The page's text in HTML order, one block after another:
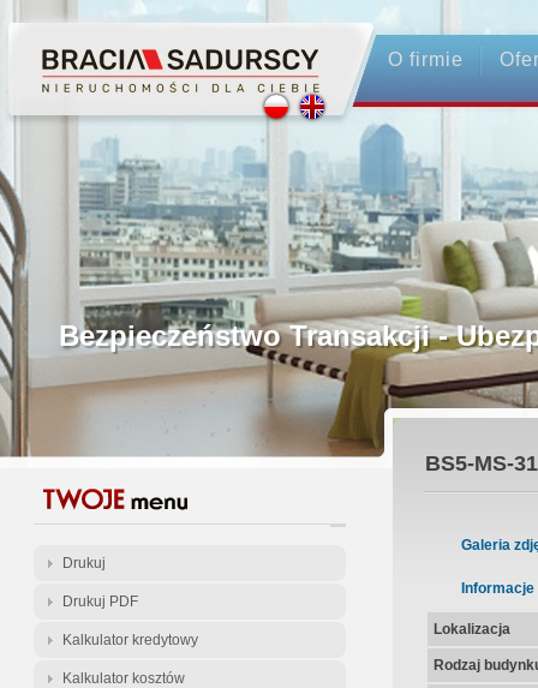
O firmie
Profesjonalne Pośrednictwo
Bezpieczeństwo Transakcji -
Licencjonowani Pośrednicy
Gwarancja Zwrotu Zadatku
Gratis - Przedwstępna Umowa
Drukuj
Drukuj PDF
Kalkulator kredytowy
Kalkulator kosztów
BS5-MS-
Galeria
Informacje
Lokalizacja
Rodzaj